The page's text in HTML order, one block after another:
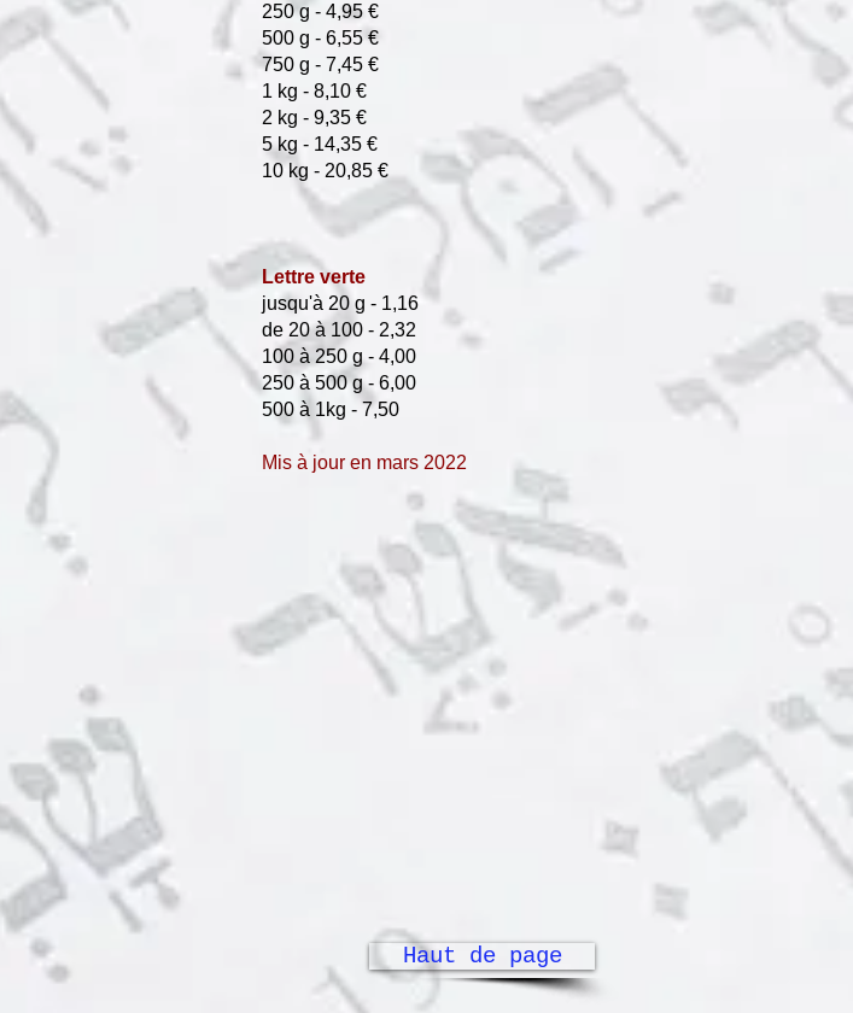
250 g - 4,95 €
500 g - 6,55 €
750 g - 7,45 €
1 kg - 8,10 €
2 kg - 9,35 €
5 kg - 14,35 €
10 kg - 20,85 €
Lettre verte
jusqu'à 20 g - 1,16
de 20 à 100 - 2,32
100 à 250 g - 4,00
250 à 500 g - 6,00
500 à 1kg - 7,50
Mis à jour en mars 2022
Haut de page